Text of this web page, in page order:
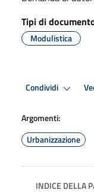
Tipi di
Modulistica
Condividi
Argomenti:
Urbanizzazione
INDICE DELLA